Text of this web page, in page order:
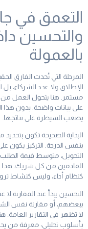
التعمق في
والتحسين
بالعمولة
المرحلة التي تُحدث الفارق
الإطلاق ولا عدد الشركاء،
مستمر. هنا يتحول العمل من
على بيانات واضحة. بدون هذا
يصعب السيطرة على نتائجها.
البداية الصحيحة تكون
بنفس الدرجة. التركيز
التحويل، متوسط قيمة الطلب،
القادمين من كل شريك. هذا
كنظام أداء، وليس كنشاط
التحسين يبدأ عند المقارنة لا
ببعضهم، أو مقارنة نفس
لا تظهر في التقارير العامة.
بأسلوب تحليلي: معرفة من